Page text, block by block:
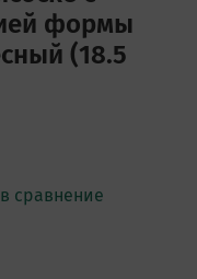
формы
(18.5
сравнение